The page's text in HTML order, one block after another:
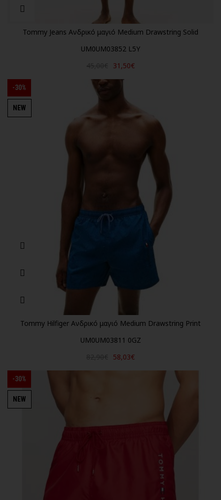
Tommy Jeans Ανδρικό μαγιό Medium Drawstring Solid
UM0UM03852 L5Y
31,50€
-30%
NEW
Tommy Hilfiger Ανδρικό μαγιό Medium Drawstring Print
UM0UM03811 0GZ
58,03€
-30%
NEW